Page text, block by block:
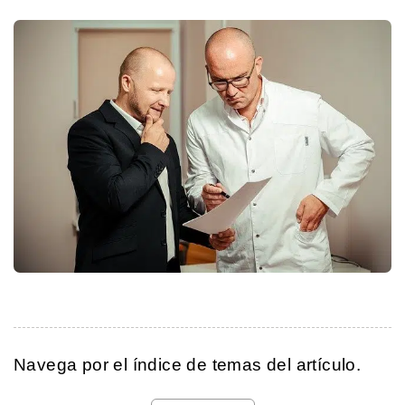
Navega por el índice de temas del artículo.